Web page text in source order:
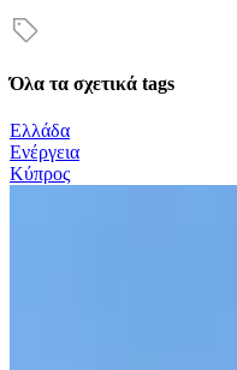
Όλα τα σχετικά tags
Ελλάδα
Ενέργεια
Κύπρος